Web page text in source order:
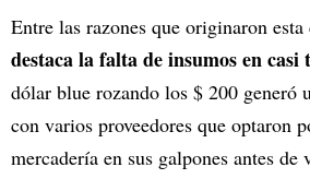
Entre las razones que originaron esta
destaca la falta de insumos en casi
dólar blue rozando los $ 200 generó
con varios proveedores que optaron
mercadería en sus galpones antes de